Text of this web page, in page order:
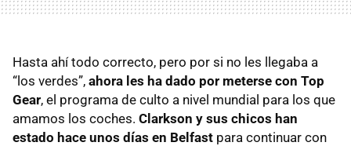
Hasta ahí todo correcto, pero por si no les llegaba a
“los verdes”, ahora les ha dado por meterse con Top
Gear, el programa de culto a nivel mundial para los que
amamos los coches. Clarkson y sus chicos han
estado hace unos días en Belfast para continuar con